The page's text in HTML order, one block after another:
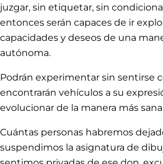
juzgar, sin etiquetar, sin
entonces serán capaces de ir
capacidades y deseos de una
autónoma.
Podrán experimentar sin sentirse
encontrarán vehículos a su
evolucionar de la manera más
Cuántas personas habremos
suspendimos la asignatura de